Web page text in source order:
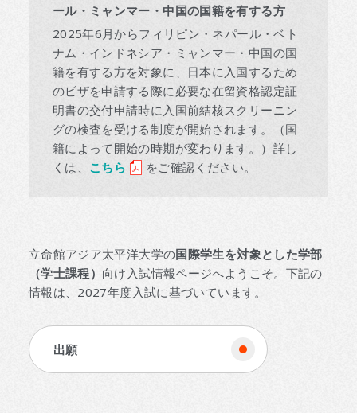
ール・ミャンマー・中国の国籍を有する方
2025年6月からフィリピン・ネパール・ベト
ナム・インドネシア・ミャンマー・中国の国
籍を有する方を対象に、日本に入国するため
のビザを申請する際に必要な在留資格認定証
明書の交付申請時に入国前結核スクリーニン
グの検査を受ける制度が開始されます。（国
籍によって開始の時期が変わります。）詳し
くは、 こちら をご確認ください。
立命館アジア太平洋大学の国際学生を対象とした学部
（学士課程） 向け入試情報ページへようこそ。下記の
情報は、2027年度入試に基づいています。
出願